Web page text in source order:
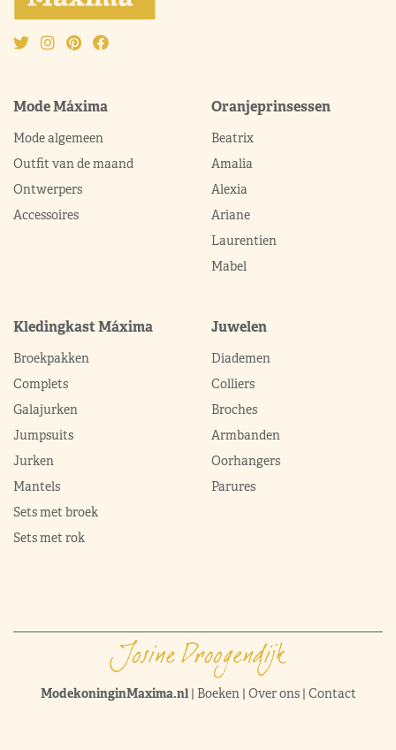
Mode Máxima
Mode algemeen
Outfit van de maand
Ontwerpers
Accessoires
Oranjeprinsessen
Beatrix
Amalia
Alexia
Ariane
Laurentien
Mabel
Kledingkast Máxima
Broekpakken
Complets
Galajurken
Jumpsuits
Jurken
Mantels
Sets met broek
Sets met rok
Juwelen
Diademen
Colliers
Broches
Armbanden
Oorhangers
Parures
ModekoninginMaxima.nl| Boeken| Over ons| Contact